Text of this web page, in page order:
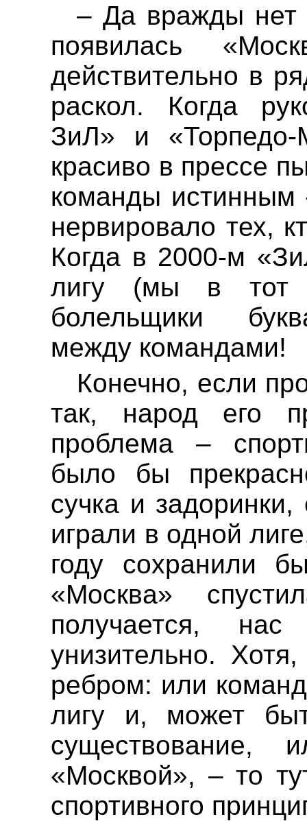
– Да вражды нет
появилась
действительно в
раскол. Когда
ЗиЛ» и «Торпедо-
красиво в прессе
команды истинным
нервировало тех,
Когда в 2000-м «
лигу (мы в тот
болельщики
между командами!
Конечно, если
так, народ его
проблема –
было бы
сучка и
играли в одной
году сохранили
«Москва»
получается, нас
унизительно.
ребром: или
лигу и, может
существование,
«Москвой», – то
спортивного